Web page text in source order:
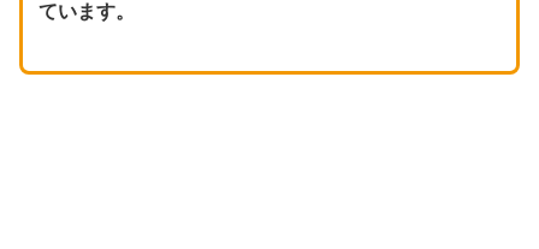
ています。